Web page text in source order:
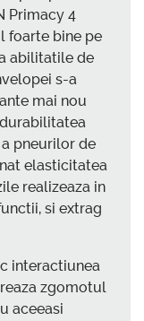
Primacy 4
foarte bine pe
abilitatile de
s-a
mai nou
pneurilor de
elasticitatea
realizeaza in
si extrag
interactiunea
zgomotul
aceeasi